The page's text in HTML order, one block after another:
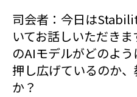
司会者：今日は
いてお話しいただき
のAIモデルがどのよ
押し広げているのか
か？